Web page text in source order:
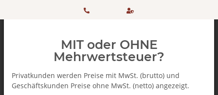
+ 49
506 98
einkaufen
SSL
MIT oder OHNE
Mehrwertsteuer?
Privatkunden werden Preise mit MwSt. (brutto) und
Geschäftskunden Preise ohne MwSt. (netto) angezeigt.